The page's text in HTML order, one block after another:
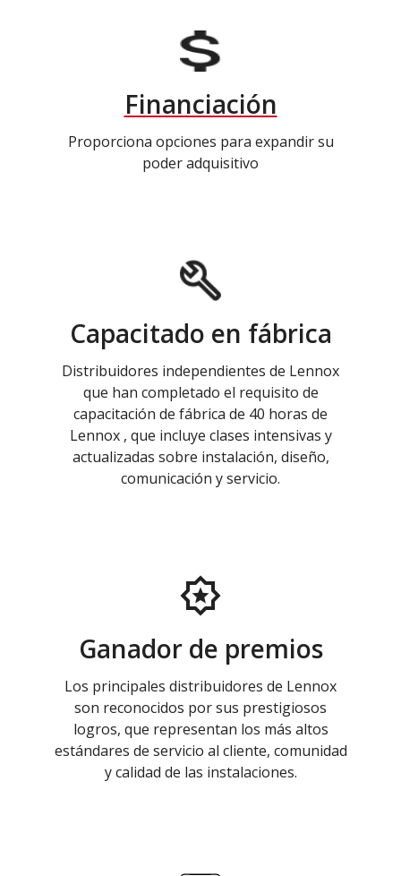
Financiación
Proporciona opciones para expandir su
poder adquisitivo
Capacitado en fábrica
Distribuidores independientes de Lennox
que han completado el requisito de
capacitación de fábrica de 40 horas de
Lennox , que incluye clases intensivas y
actualizadas sobre instalación, diseño,
comunicación y servicio.
Ganador de premios
Los principales distribuidores de Lennox
son reconocidos por sus prestigiosos
logros, que representan los más altos
estándares de servicio al cliente, comunidad
y calidad de las instalaciones.